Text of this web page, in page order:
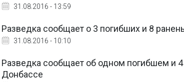
31.08.2016 - 13:59
Разведка сообщает о 3 погибших и 8
31.08.2016 - 10:10
Разведка сообщает об одном погибшем и
Донбассе